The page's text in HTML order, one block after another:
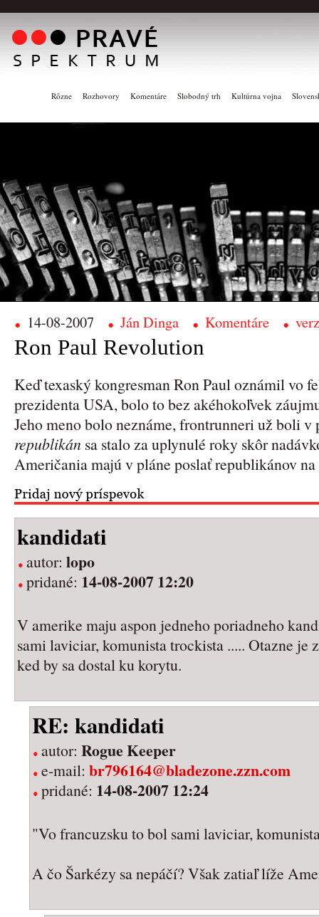
Rôzne Rozhovory Komentáre Slobodný trh Kultúrna vojna
14-08-2007 Ján Dinga Komentáre
Ron Paul Revolution
Keď texaský kongresman Ron Paul oznámil vo
prezidenta USA, bolo to bez akéhokoľvek
Jeho meno bolo neznáme, frontrunneri už boli v
republikán sa stalo za uplynulé roky skôr
Američania majú v pláne poslať republikánov
kandidati
autor: lopo
pridané: 14-08-2007 12:20
V amerike maju aspon jedneho poriadneho
sami laviciar, komunista trockista ..... Otazne je
ked by sa dostal ku korytu.
RE: kandidati
autor: Rogue Keeper
e-mail: br796164@bladezone.zzn.com
pridané: 14-08-2007 12:24
"Vo francuzsku to bol sami laviciar,
A čo Šarkézy sa nepáčí? Však zatiaľ líže